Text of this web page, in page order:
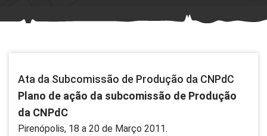
Ata da Subcomissão de Produção da CNPdC
Plano de ação da subcomissão de Produção
da CNPdC
Pirenópolis, 18 a 20 de Março 2011.